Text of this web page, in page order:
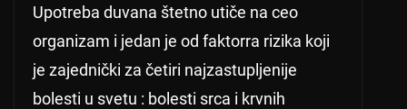
Upotreba duvana štetno utiče na ceo
organizam i jedan je od faktorra rizika koji
je zajednički za četiri najzastupljenije
bolesti u svetu : bolesti srca i krvnih